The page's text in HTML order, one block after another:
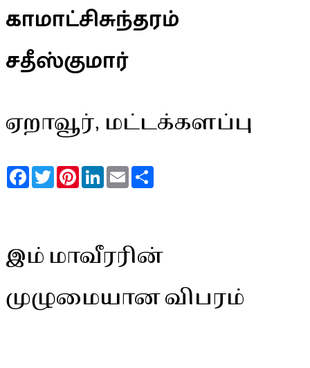
காமாட்சிசுந்தரம்
சதீஸ்குமார்
ஏறாவூர், மட்டக்களப்பு
FacebookTwitterPinterestLinkedInEmail
இம் மாவீரரின்
முழுமையான விபரம்